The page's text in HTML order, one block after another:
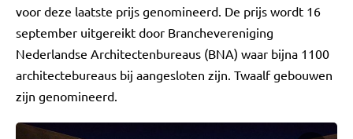
voor deze laatste prijs genomineerd. De prijs wordt 16
september uitgereikt door Branchevereniging
Nederlandse Architectenbureaus (BNA) waar bijna 1100
architectebureaus bij aangesloten zijn. Twaalf gebouwen
zijn genomineerd.